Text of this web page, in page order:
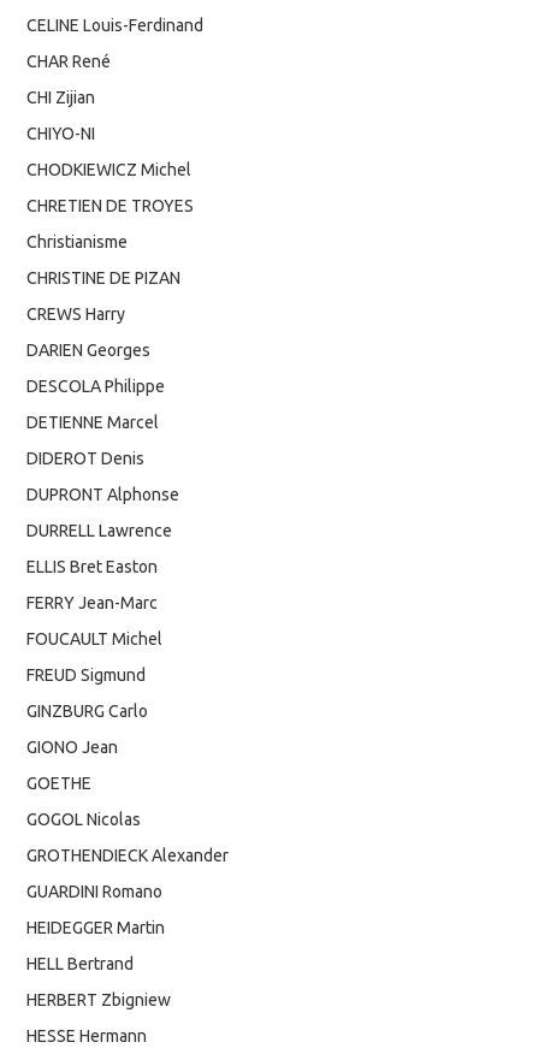
CELINE Louis-Ferdinand
CHAR René
CHI Zijian
CHIYO-NI
CHODKIEWICZ Michel
CHRETIEN DE TROYES
Christianisme
CHRISTINE DE PIZAN
CREWS Harry
DARIEN Georges
DESCOLA Philippe
DETIENNE Marcel
DIDEROT Denis
DUPRONT Alphonse
DURRELL Lawrence
ELLIS Bret Easton
FERRY Jean-Marc
FOUCAULT Michel
FREUD Sigmund
GINZBURG Carlo
GIONO Jean
GOETHE
GOGOL Nicolas
GROTHENDIECK Alexander
GUARDINI Romano
HEIDEGGER Martin
HELL Bertrand
HERBERT Zbigniew
HESSE Hermann